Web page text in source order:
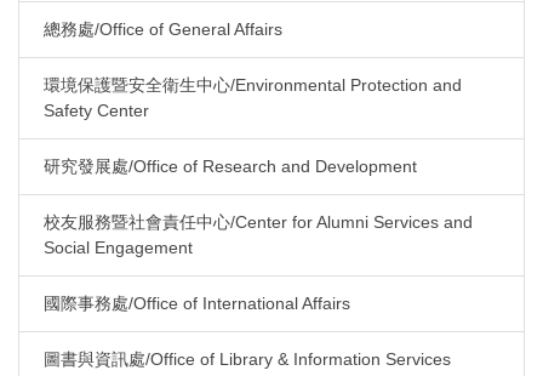
總務處/Office of General Affairs
環境保護暨安全衛生中心/Environmental Protection and
Safety Center
研究發展處/Office of Research and Development
校友服務暨社會責任中心/Center for Alumni Services and
Social Engagement
國際事務處/Office of International Affairs
圖書與資訊處/Office of Library & Information Services